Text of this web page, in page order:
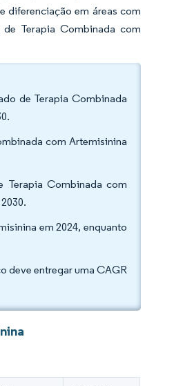
diferenciação em áreas com
Terapia Combinada com
de Terapia Combinada
com Artemisinina
Terapia Combinada com
em 2024, enquanto
deve entregar uma CAGR